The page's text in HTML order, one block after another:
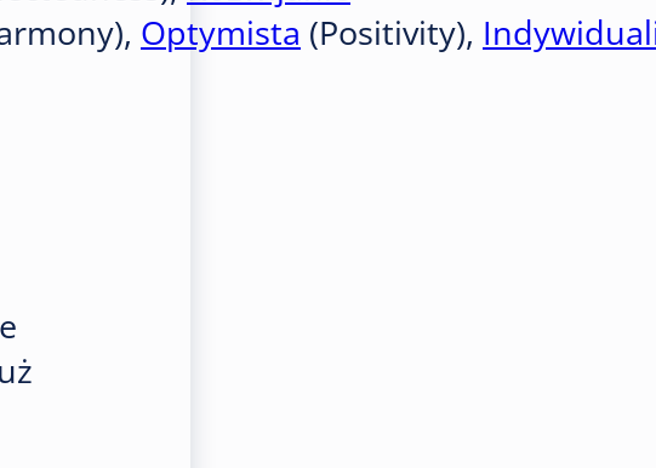
Optymista (Positivity),